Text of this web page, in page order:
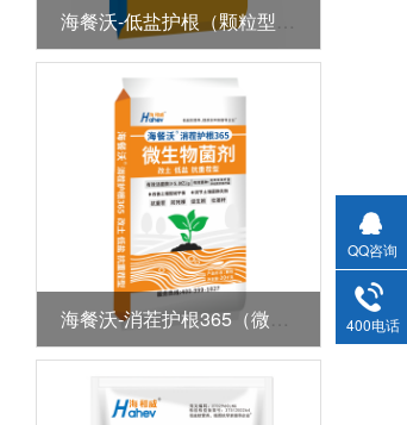
海餐沃-低盐护根（颗粒型全水溶肥）
海餐沃-消茬护根365（微生物菌剂）
QQ咨询
400电话